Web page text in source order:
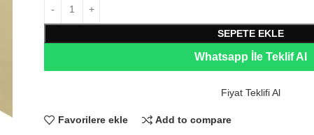
SEPETE EKLE
Whatsapp İle Teklif Al
Fiyat Teklifi Al
Favorilere ekle Add to compare